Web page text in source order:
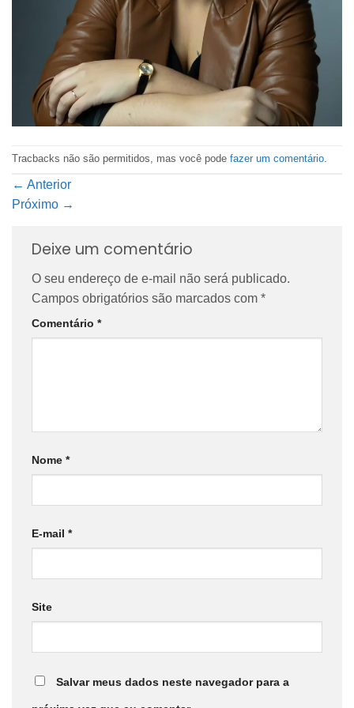
Tracbacks não são permitidos, mas você pode fazer um comentário.
← Anterior
Próximo →
Deixe um comentário
O seu endereço de e-mail não será publicado.
Campos obrigatórios são marcados com *
Comentário *
Nome *
E-mail *
Site
Salvar meus dados neste navegador para a